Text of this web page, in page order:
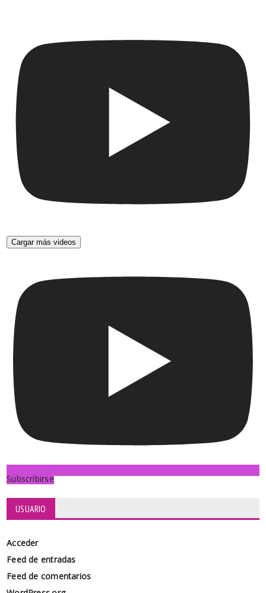
Cargar más videos
Subscribirse
USUARIO
Acceder
Feed de entradas
Feed de comentarios